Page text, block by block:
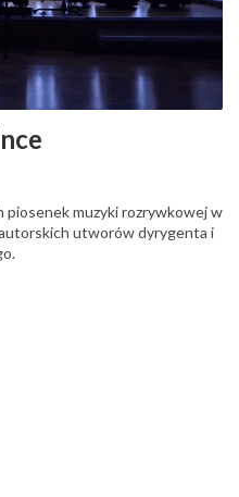
piosenek muzyki rozrywkowej w
utworów dyrygenta i